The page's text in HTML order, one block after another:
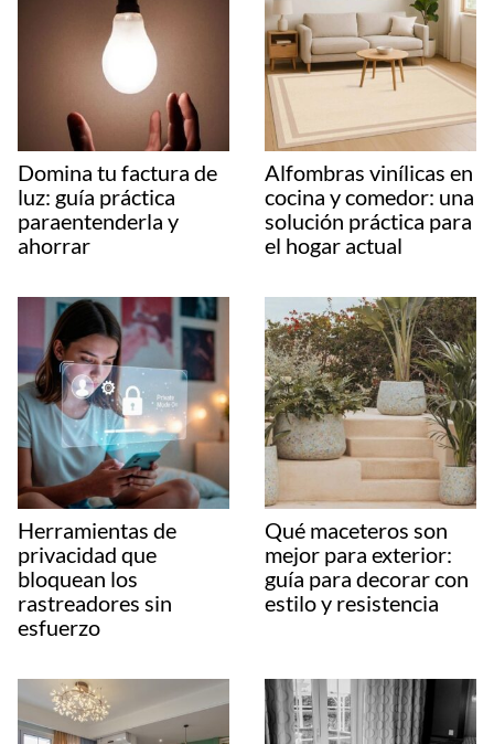
Domina tu factura de
luz: guía práctica
paraentenderla y
ahorrar
Alfombras vinílicas en
cocina y comedor: una
solución práctica para
el hogar actual
Herramientas de
privacidad que
bloquean los
rastreadores sin
esfuerzo
Qué maceteros son
mejor para exterior:
guía para decorar con
estilo y resistencia